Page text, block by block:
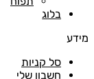
בלוג
סל קניות
חשבון שלי